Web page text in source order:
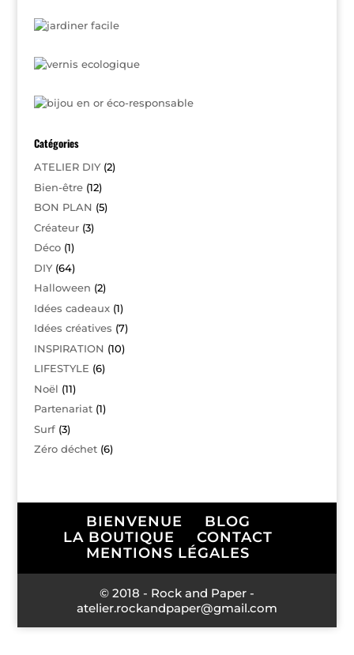
Catégories
ATELIER DIY(2)
Bien-être(12)
BON PLAN (5)
Créateur(3)
Déco(1)
DIY(64)
Halloween (2)
Idées cadeaux(1)
Idées créatives (7)
INSPIRATION (10)
LIFESTYLE (6)
Noël (11)
Partenariat(1)
Surf(3)
Zéro déchet(6)
BIENVENUE
BLOG
LA BOUTIQUE
CONTACT
MENTIONS LÉGALES
© 2018 - Rock and Paper -
atelier.rockandpaper@gmail.com